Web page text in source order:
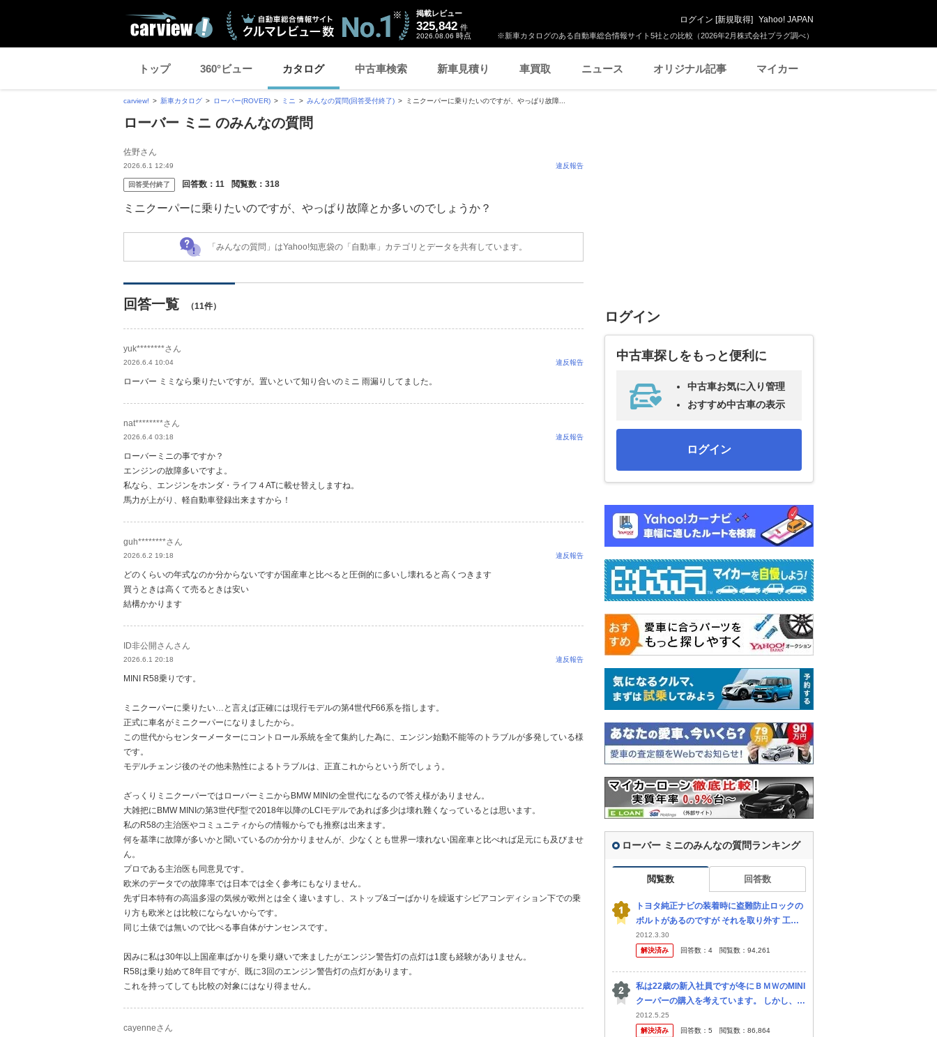
※新車カタログのある自動車総合情報サイト5社との比較（2026年2月株式会社プラグ調べ）
掲載レビュー
325,842 件
2026.08.06 時点
ログイン [新規取得] Yahoo! JAPAN
トップ 360°ビュー カタログ 中古車検索 新車見積り 車買取 ニュース オリジナル記事 マイカー
carview! 新車カタログ ローバー(ROVER) ミニ みんなの質問(回答受付終了) ミニクーパーに乗りたいのですが、やっぱり故障...
ローバー ミニ のみんなの質問
佐野さん
2026.6.1 12:49 違反報告
回答受付終了 回答数： 11 閲覧数： 318
ミニクーパーに乗りたいのですが、やっぱり故障とか多いのでしょうか？
「みんなの質問」はYahoo!知恵袋の「自動車」カテゴリとデータを共有しています。
回答一覧 （11件）
yuk********さん
2026.6.4 10:04 違反報告
ローバー ミミなら乗りたいですが。置いといて知り合いのミニ 雨漏りしてました。
nat********さん
2026.6.4 03:18 違反報告
ローバーミニの事ですか？
エンジンの故障多いですよ。
私なら、エンジンをホンダ・ライフ４ATに載せ替えしますね。
馬力が上がり、軽自動車登録出来ますから！
guh********さん
2026.6.2 19:18 違反報告
どのくらいの年式なのか分からないですが国産車と比べると圧倒的に多いし壊れると高くつきます
買うときは高くて売るときは安い
結構かかります
ID非公開さんさん
2026.6.1 20:18 違反報告
MINI R58乗りです。
ミニクーパーに乗りたい…と言えば正確には現行モデルの第4世代F66系を指します。
正式に車名がミニクーパーになりましたから。
この世代からセンターメーターにコントロール系統を全て集約した為に、エンジン始動不能等のトラブルが多発している様
です。
モデルチェンジ後のその他未熟性によるトラブルは、正直これからという所でしょう。
ざっくりミニクーパーではローバーミニからBMW MINIの全世代になるので答え様がありません。
大雑把にBMW MINIの第3世代F型で2018年以降のLCIモデルであれば多少は壊れ難くなっているとは思います。
私のR58の主治医やコミュニティからの情報からでも推察は出来ます。
何を基準に故障が多いかと聞いているのか分かりませんが、少なくとも世界一壊れない国産車と比べれば足元にも及びませ
ん。
プロである主治医も同意見です。
欧米のデータでの故障率では日本では全く参考にもなりません。
先ず日本特有の高温多湿の気候が欧州とは全く違いますし、ストップ&ゴーばかりを繰返すシビアコンディション下での乗
り方も欧米とは比較にならないからです。
同じ土俵では無いので比べる事自体がナンセンスです。
因みに私は30年以上国産車ばかりを乗り継いで来ましたがエンジン警告灯の点灯は1度も経験がありません。
R58は乗り始めて8年目ですが、既に3回のエンジン警告灯の点灯があります。
これを持ってしても比較の対象にはなり得ません。
cayenneさん
ログイン
中古車探しをもっと便利に
中古車お気に入り管理
おすすめ中古車の表示
ログイン
ローバー ミニのみんなの質問ランキング
閲覧数 回答数
トヨタ純正ナビの装着時に盗難防止ロックの
ボルトがあるのですが それを取り外す 工
具？は何て工具ですか？ 取り外したいのです
が どのような工具が必要なのか教えてくださ
2012.3.30
解決済み
回答数： 4 閲覧数： 94,261
私は22歳の新入社員ですが冬にＢＭＷのMINI
クーパーの購入を考えています。 しかし、車
体もそれなりにするのに加え、燃料費や維持
費が相当するときいて少し不安になりまし
2012.5.25
解決済み
回答数： 5 閲覧数： 86,864